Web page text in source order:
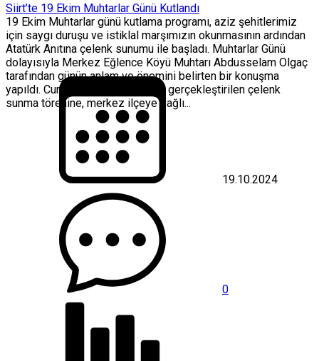
Siirt’te 19 Ekim Muhtarlar Günü Kutlandı
19 Ekim Muhtarlar günü kutlama programı, aziz şehitlerimiz
için saygı duruşu ve istiklal marşımızın okunmasının ardından
Atatürk Anıtına çelenk sunumu ile başladı. Muhtarlar Günü
dolayısıyla Merkez Eğlence Köyü Muhtarı Abdusselam Olgaç
tarafından günün anlam ve önemini belirten bir konuşma
yapıldı. Cumhuriyet Meydanın da gerçekleştirilen çelenk
sunma törenine, merkez ilçeye bağlı...
19.10.2024
0